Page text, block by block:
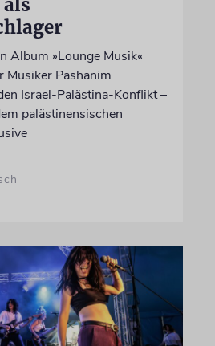
Album »Lounge Musik«
Musiker Pashanim
Israel-Palästina-Konflikt –
palästinensischen